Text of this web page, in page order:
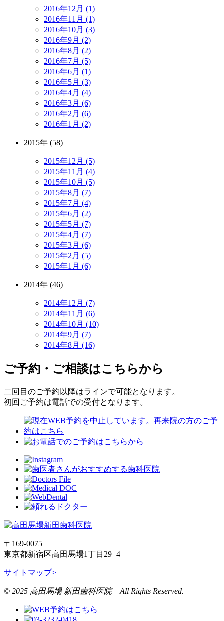
2016年12月 (1)
2016年11月 (1)
2016年10月 (3)
2016年9月 (2)
2016年8月 (2)
2016年7月 (5)
2016年6月 (1)
2016年5月 (3)
2016年4月 (4)
2016年3月 (6)
2016年2月 (6)
2016年1月 (2)
2015年 (58)
2015年12月 (5)
2015年11月 (4)
2015年10月 (5)
2015年8月 (7)
2015年7月 (4)
2015年6月 (2)
2015年5月 (7)
2015年4月 (7)
2015年3月 (6)
2015年2月 (5)
2015年1月 (6)
2014年 (46)
2014年12月 (7)
2014年11月 (6)
2014年10月 (10)
2014年9月 (7)
2014年8月 (16)
ご予約・ご相談はこちらから
二回目のご予約以降はラインで可能となります。
初回ご予約は電話での受付となります。
〒169-0075
東京都新宿区高田馬場1丁目29−4
サイトマップ>
© 2025 高田馬場 新田歯科医院 All Rights Reserved.